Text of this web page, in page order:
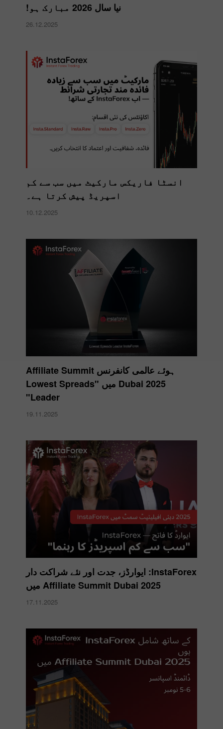
نیا سال 2026 مبارک ہو!
26.12.2025
انسٹا فاریکس مارکیٹ میں سب سے کم
اسپریڈ پیش کرتا ہے۔
10.12.2025
ہوئے عالمی کانفرنس Affiliate Summit
Dubai 2025 میں "Lowest Spreads
Leader"
19.11.2025
InstaForex: ایوارڈز، جدت اور نئے شراکت دار
Affiliate Summit Dubai 2025 میں
17.11.2025